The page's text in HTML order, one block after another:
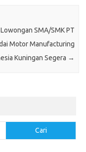
Lowongan SMA/SMK PT
Motor Manufacturing
Kuningan Segera →
Cari